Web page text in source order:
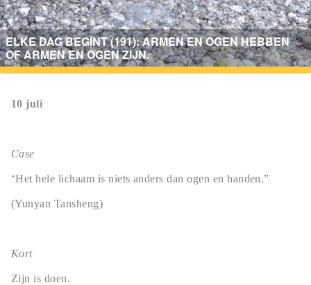
ELKE DAG BEGINT (191): ARMEN EN OGEN HEBBEN
OF ARMEN EN OGEN ZIJN.
10 juli
Case
“Het hele lichaam is niets anders dan ogen en handen.”
(Yunyan Tansheng)
Kort
Zijn is doen.